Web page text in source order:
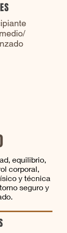
equilibrio,
corporal,
y técnica
seguro y